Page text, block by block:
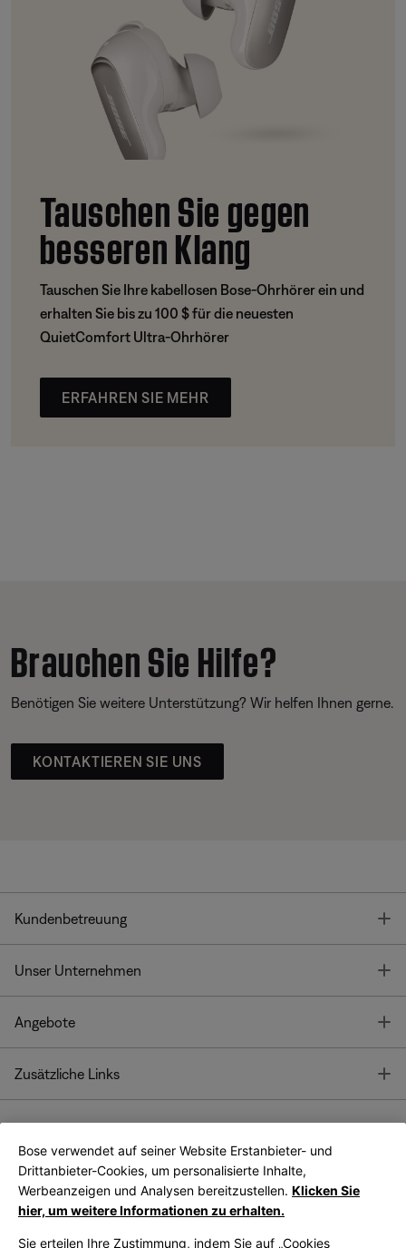
Tauschen Sie gegen
besseren Klang
Tauschen Sie Ihre kabellosen Bose-Ohrhörer ein und
erhalten Sie bis zu 100 $ für die neuesten
QuietComfort Ultra-Ohrhörer
ERFAHREN SIE MEHR
Brauchen Sie Hilfe?
Benötigen Sie weitere Unterstützung? Wir helfen Ihnen gerne.
KONTAKTIEREN SIE UNS
Kundenbetreuung
Unser Unternehmen
Angebote
Zusätzliche Links
Bose App
Bose Connect
App
Bose verwendet auf seiner Website Erstanbieter- und
Drittanbieter-Cookies, um personalisierte Inhalte,
Werbeanzeigen und Analysen bereitzustellen. Klicken Sie
hier, um weitere Informationen zu erhalten.
Sie erteilen Ihre Zustimmung, indem Sie auf „Cookies